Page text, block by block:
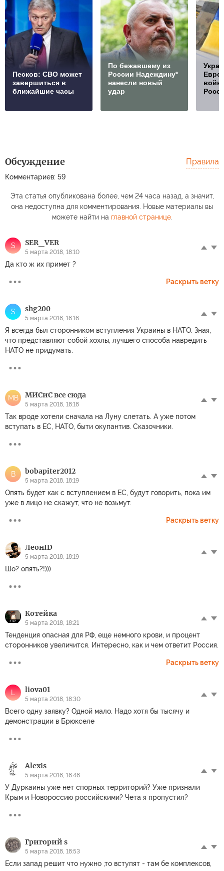
Песков: СВО может
завершиться в
ближайшие часы
По бежавшему из
России Надеждину*
нанесли новый
удар
Обсуждение
Комментариев: 59
Правила
Эта статья опубликована более, чем 24 часа назад, а значит,
она недоступна для комментирования. Новые материалы вы
можете найти на главной странице.
S SER_VER
5 марта 2018, 18:10
Да кто ж их примет ?
Раскрыть ветку
S shg200
5 марта 2018, 18:16
Я всегда был сторонником вступления Украины в НАТО. Зная,
что представляют собой хохлы, лучшего способа навредить
НАТО не придумать.
МВ МИСиС все сюда
5 марта 2018, 18:18
Так вроде хотели сначала на Луну слетать. А уже потом
вступать в ЕС, НАТО, быти окупантив. Сказочники.
B bobapiter2012
5 марта 2018, 18:19
Опять будет как с вступлением в ЕС, будут говорить, пока им
уже в лицо не скажут, что не возьмут.
Раскрыть ветку
ЛеонID
5 марта 2018, 18:19
Шо? опять?!)))
Котейка
5 марта 2018, 18:21
Тенденция опасная для РФ, еще немного крови, и процент
сторонников увеличится. Интересно, как и чем ответит Россия.
Раскрыть ветку
L liova01
5 марта 2018, 18:30
Всего одну заявку? Одной мало. Надо хотя бы тысячу и
демонстрации в Брюкселе
Alexis
5 марта 2018, 18:48
У Дуркаины уже нет спорных территорий? Уже признали
Крым и Новороссию российскими? Чета я пропустил?
Григорий s
5 марта 2018, 18:53
Если запад решит что нужно ,то вступят - там бе комплексов,